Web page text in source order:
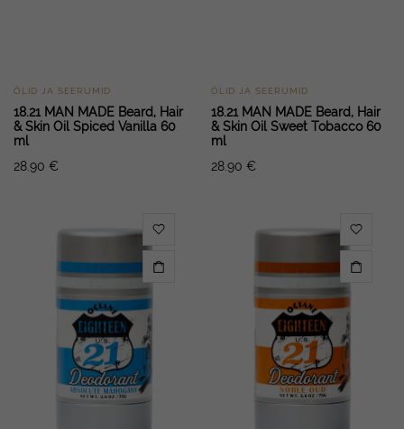
ÕLID JA SEERUMID
18.21 MAN MADE Beard, Hair
& Skin Oil Spiced Vanilla 60
ml
28.90 €
ÕLID JA SEERUMID
18.21 MAN MADE Beard, Hair
& Skin Oil Sweet Tobacco 60
ml
28.90 €